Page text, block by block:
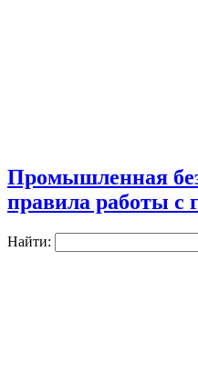
Промышленная
правила работы с
Найти: